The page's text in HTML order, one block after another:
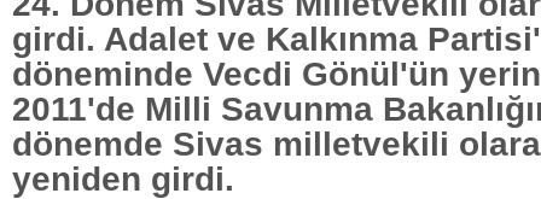
girdi. Adalet ve Kalkınma
döneminde Vecdi Gönül'ün
2011'de Milli Savunma
dönemde Sivas milletvekili
yeniden girdi.